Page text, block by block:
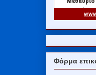
Φόρμα